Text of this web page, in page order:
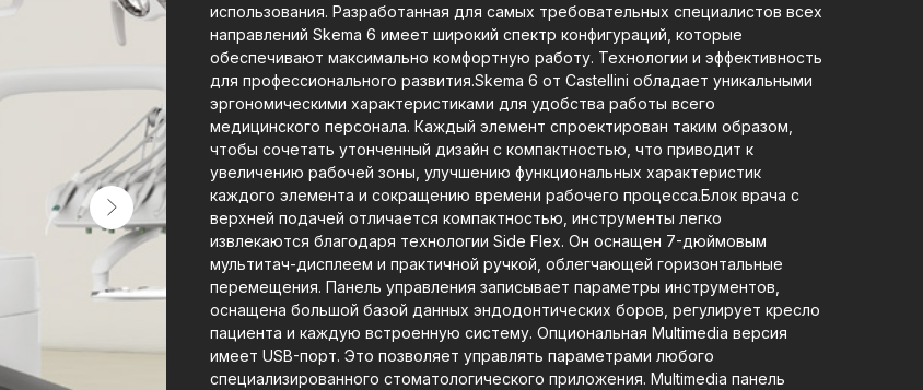
использования. Разработанная для самых требовательных специалистов всех
направлений Skema 6 имеет широкий спектр конфигураций, которые
обеспечивают максимально комфортную работу. Технологии и эффективность
для профессионального развития.Skema 6 от Castellini обладает уникальными
эргономическими характеристиками для удобства работы всего
медицинского персонала. Каждый элемент спроектирован таким образом,
чтобы сочетать утонченный дизайн с компактностью, что приводит к
увеличению рабочей зоны, улучшению функциональных характеристик
каждого элемента и сокращению времени рабочего процесса.Блок врача с
верхней подачей отличается компактностью, инструменты легко
извлекаются благодаря технологии Side Flex. Он оснащен 7-дюймовым
мультитач-дисплеем и практичной ручкой, облегчающей горизонтальные
перемещения. Панель управления записывает параметры инструментов,
оснащена большой базой данных эндодонтических боров, регулирует кресло
пациента и каждую встроенную систему. Опциональная Multimedia версия
имеет USB-порт. Это позволяет управлять параметрами любого
специализированного стоматологического приложения. Multimedia панель